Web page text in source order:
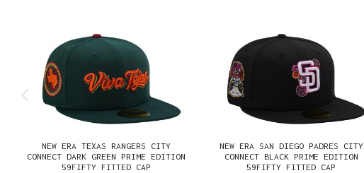
NEW ERA TEXAS RANGERS CITY
CONNECT DARK GREEN PRIME EDITION
59FIFTY FITTED CAP
NEW ERA SAN DIEGO PADRES CITY
CONNECT BLACK PRIME EDITION
59FIFTY FITTED CAP